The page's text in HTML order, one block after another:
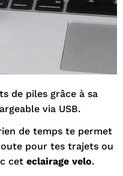
de piles grâce à sa
via USB.
de temps te permet
pour tes trajets ou
cet eclairage velo.